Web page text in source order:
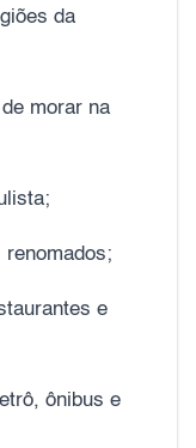
da
morar na
renomados;
e
ônibus e